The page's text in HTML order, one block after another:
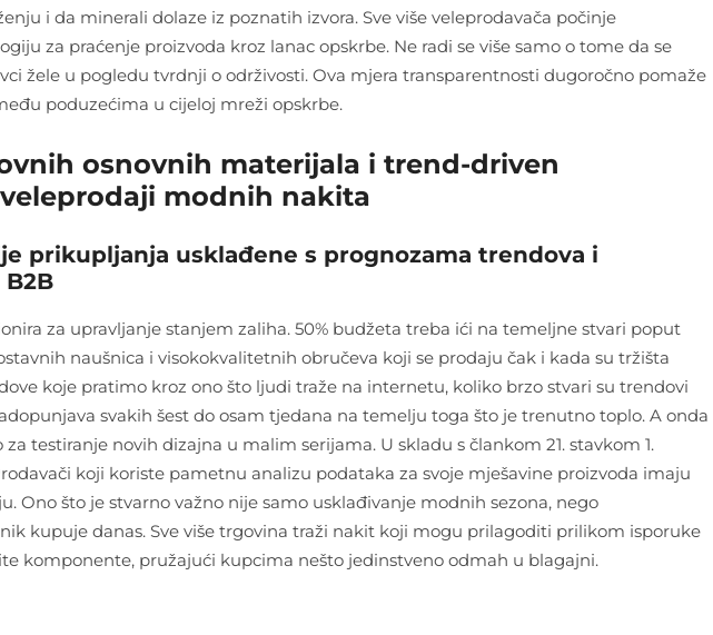
i da minerali dolaze iz poznatih izvora. Sve više veleprodavača počinje
za praćenje proizvoda kroz lanac opskrbe. Ne radi se više samo o tome da se
žele u pogledu tvrdnji o održivosti. Ova mjera transparentnosti dugoročno pomaže
poduzećima u cijeloj mreži opskrbe.
osnovnih materijala i trend-driven
modnih nakita
prikupljanja usklađene s prognozama trendova i
za upravljanje stanjem zaliha. 50% budžeta treba ići na temeljne stvari poput
naušnica i visokokvalitetnih obručeva koji se prodaju čak i kada su tržišta
koje pratimo kroz ono što ljudi traže na internetu, koliko brzo stvari su trendovi
svakih šest do osam tjedana na temelju toga što je trenutno toplo. A onda
testiranje novih dizajna u malim serijama. U skladu s člankom 21. stavkom 1.
koji koriste pametnu analizu podataka za svoje mješavine proizvoda imaju
Ono što je stvarno važno nije samo usklađivanje modnih sezona, nego
kupuje danas. Sve više trgovina traži nakit koji mogu prilagoditi prilikom isporuke
komponente, pružajući kupcima nešto jedinstveno odmah u blagajni.